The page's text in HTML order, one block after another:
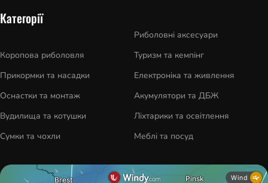
Категорії
Коропова риболовля
Прикормки та насадки
Оснастки та монтаж
Вудилища та котушки
Сумки та чохли
Риболовні аксесуари
Туризм та кемпінг
Електроніка та живлення
Акумулятори та ДБЖ
Ліхтарики та освітлення
Меблі та посуд